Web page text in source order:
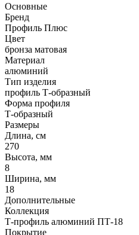
Основные
Бренд
Профиль Плюс
Цвет
бронза матовая
Материал
алюминий
Тип изделия
профиль Т-образный
Форма профиля
Т-образный
Размеры
Длина, см
270
Высота, мм
8
Ширина, мм
18
Дополнительные
Коллекция
Т-профиль алюминий ПТ-18
Покрытие